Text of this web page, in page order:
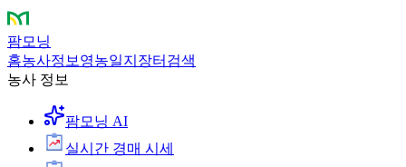
팜모닝
홈농사정보 영농일지 장터 검색
농사 정보
팜모닝 AI
실시간 경매 시세